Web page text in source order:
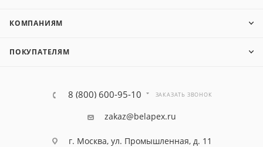
КОМПАНИЯМ
ПОКУПАТЕЛЯМ
8 (800) 600-95-10 ЗАКАЗАТЬ ЗВОНОК
zakaz@belapex.ru
г. Москва, ул. Промышленная, д. 11